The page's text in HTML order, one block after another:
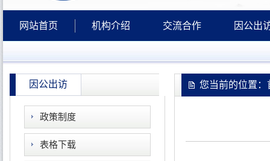
网站首页 机构介绍 交流合作 因公出
因公出访
政策制度
表格下载
您当前的位置：